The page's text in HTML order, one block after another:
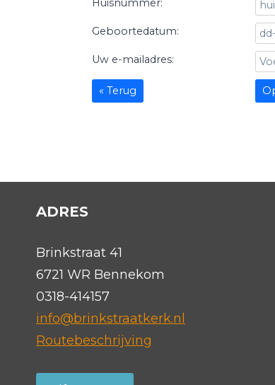
Huisnummer:
Geboortedatum:
Uw e-mailadres:
« Terug
ADRES
Brinkstraat 41
6721 WR Bennekom
0318-414157
info@brinkstraatkerk.nl
Routebeschrijving